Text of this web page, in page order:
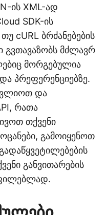
ის XML-ად
SDK-ის
cURL ბრძანებების
გვთავაზობს მძლავრ
მორგებულია
პრეფერენციებზე.
და
რათა
თქვენი
გამოიყენოთ
განვითარების